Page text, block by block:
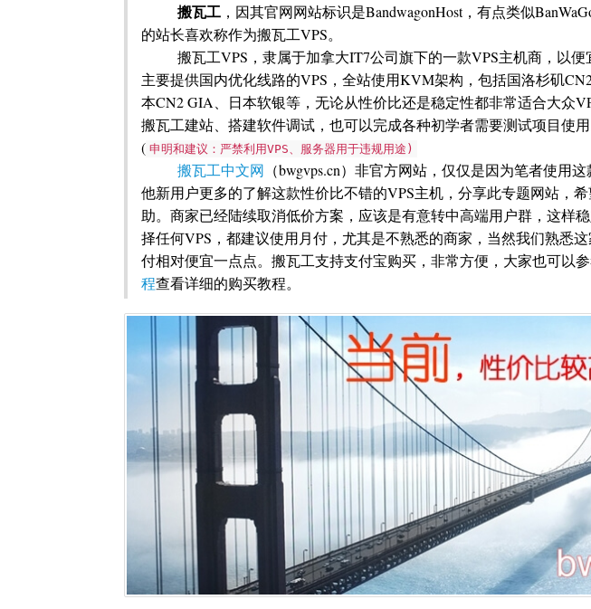
搬瓦工 ，因其官网网站标识是BandwagonHost，有点类似
的站长喜欢称作为搬瓦工VPS。
搬瓦工VPS，隶属于加拿大IT7公司旗下的一款VPS主机商，以便
主要提供国内优化线路的VPS，全站使用KVM架构，包括国洛杉矶
本CN2 GIA、日本软银等，无论从性价比还是稳定性都非常适合大众
搬瓦工建站、搭建软件调试，也可以完成各种初学者需要测试项目使用
( 申明和建议：严禁利用VPS、服务器用于违规用途)
搬瓦工中文网 （bwgvps.cn）非官方网站，仅仅是因为笔者使用
他新用户更多的了解这款性价比不错的VPS主机，分享此专题网站，
助。商家已经陆续取消低价方案，应该是有意转中高端用户群，这样
择任何VPS，都建议使用月付，尤其是不熟悉的商家，当然我们熟悉
付相对便宜一点点。搬瓦工支持支付宝购买，非常方便，大家也可以
程查看详细的购买教程。